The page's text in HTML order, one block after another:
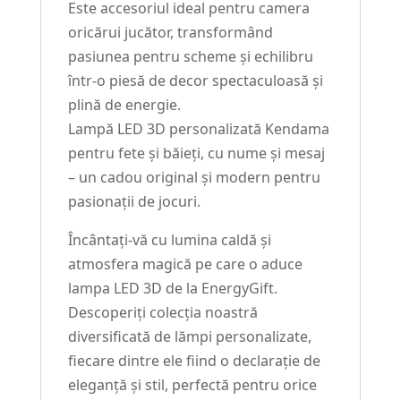
Este accesoriul ideal pentru camera
oricărui jucător, transformând
pasiunea pentru scheme și echilibru
într-o piesă de decor spectaculoasă și
plină de energie.
Lampă LED 3D personalizată Kendama
pentru fete și băieți, cu nume și mesaj
– un cadou original și modern pentru
pasionații de jocuri.
Încântați-vă cu lumina caldă și
atmosfera magică pe care o aduce
lampa LED 3D de la EnergyGift.
Descoperiți colecția noastră
diversificată de lămpi personalizate,
fiecare dintre ele fiind o declarație de
eleganță și stil, perfectă pentru orice